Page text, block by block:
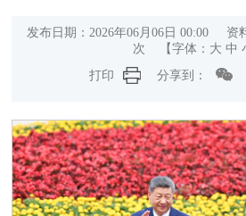
发布日期：2026年06月06日 00:00
次
【字体： 大 中
打印
分享到：